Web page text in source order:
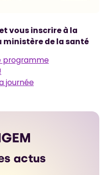
vous inscrire à la
ministère de la santé
programme
journée
actus